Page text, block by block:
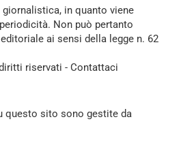
in quanto viene
Non può pertanto
ai sensi della legge n. 62
riservati - Contattaci
questo sito sono gestite da